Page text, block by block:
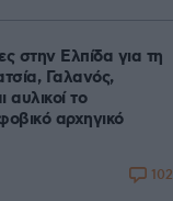
στην Ελπίδα για τη
Γαλανός,
αυλικοί το
αρχηγικό
102